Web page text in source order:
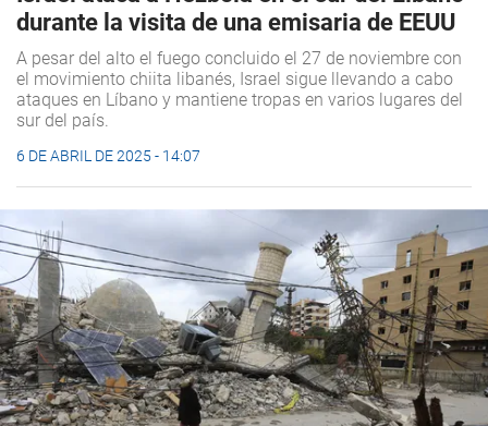
durante la visita de una emisaria de EEUU
A pesar del alto el fuego concluido el 27 de noviembre con
el movimiento chiita libanés, Israel sigue llevando a cabo
ataques en Líbano y mantiene tropas en varios lugares del
sur del país.
6 DE ABRIL DE 2025 - 14:07